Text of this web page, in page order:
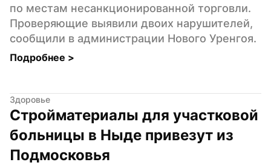
по местам несанкционированной торговли.
Проверяющие выявили двоих нарушителей,
сообщили в администрации Нового Уренгоя.
Подробнее >
Здоровье
Стройматериалы для участковой
больницы в Ныде привезут из
Подмосковья